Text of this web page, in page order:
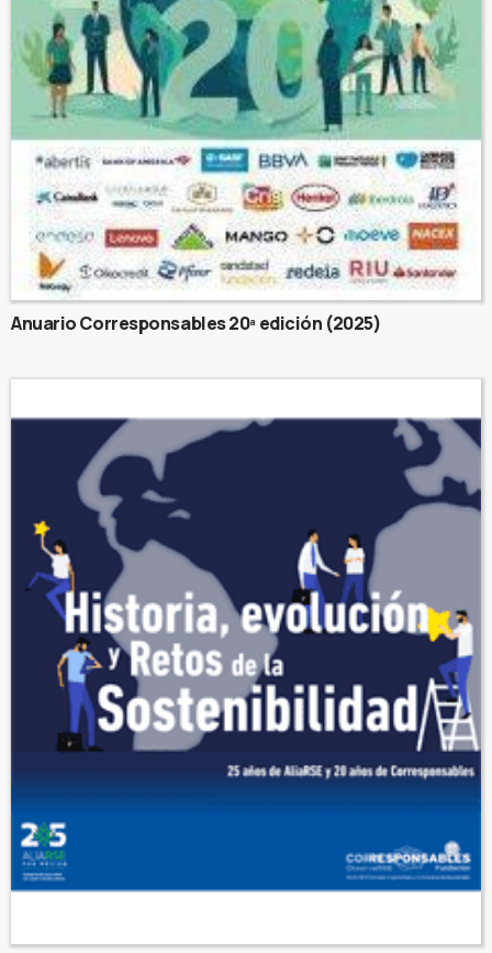
Anuario Corresponsables 20ª edición (2025)